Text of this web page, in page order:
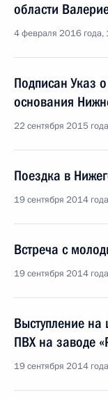
области
4 февраля 2016 года,
Подписан Указ
основания
22 сентября 2015
Поездка в
19 сентября 2014 года
Встреча с
19 сентября 2014
Выступление на
ПВХ на заводе
19 сентября 2014